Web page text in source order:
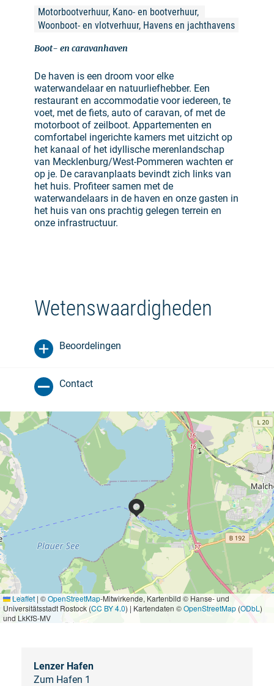
Motorbootverhuur, Kano- en bootverhuur,
Woonboot- en vlotverhuur, Havens en jachthavens
Boot- en caravanhaven
De haven is een droom voor elke
waterwandelaar en natuurliefhebber. Een
restaurant en accommodatie voor iedereen, te
voet, met de fiets, auto of caravan, of met de
motorboot of zeilboot. Appartementen en
comfortabel ingerichte kamers met uitzicht op
het kanaal of het idyllische merenlandschap
van Mecklenburg/West-Pommeren wachten er
op je. De caravanplaats bevindt zich links van
het huis. Profiteer samen met de
waterwandelaars in de haven en onze gasten in
het huis van ons prachtig gelegen terrein en
onze infrastructuur.
Wetenswaardigheden
Beoordelingen
Contact
Leaflet | ©OpenStreetMap-Mitwirkende, Kartenbild © Hanse- und
Universitätsstadt Rostock (CC BY 4.0) | Kartendaten ©OpenStreetMap (ODbL )
und LkKfS-MV
Lenzer Hafen
Zum Hafen 1